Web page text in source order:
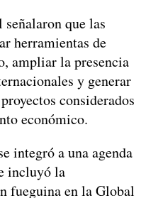
que las
herramientas de
ampliar la presencia
y generar
considerados
económico.
integró a una agenda
incluyó la
fueguina en la Global